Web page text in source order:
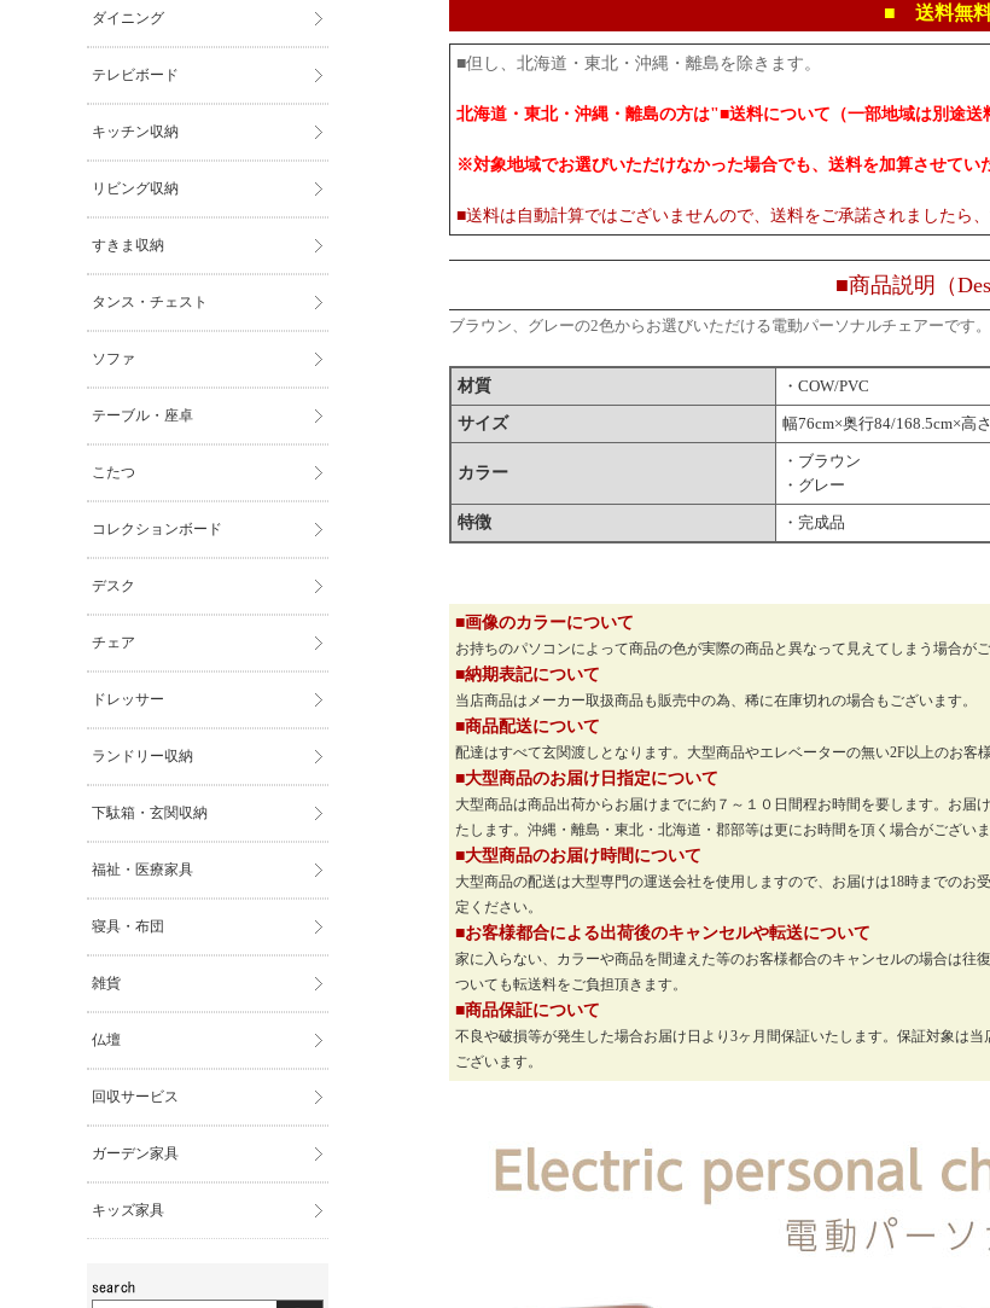
■ 送料無
■但し、北海道・東北・沖縄・離島を除きます。
北海道・東北・沖縄・離島の方は"■送料について（一部地域は別途
※対象地域でお選びいただけなかった場合でも、送料を加算させてい
■送料は自動計算ではございませんので、送料をご承諾されましたら
■商品説明（
ブラウン、グレーの2色からお選びいただける電動パーソナルチェアーです。
材質 ・COW/PVC
サイズ 幅76cm×奥行84/168.5cm×高
カラー
・ブラウン
・グレー
特徴 ・完成品
■画像のカラーについて
お持ちのパソコンによって商品の色が実際の商品と異なって見えてしまう場合がご
■納期表記について
当店商品はメーカー取扱商品も販売中の為、稀に在庫切れの場合もございます。
■商品配送について
配達はすべて玄関渡しとなります。大型商品やエレベーターの無い2F以上のお客
■大型商品のお届け日指定について
大型商品は商品出荷からお届けまでに約７～１０日間程お時間を要します。お
たします。沖縄・離島・東北・北海道・郡部等は更にお時間を頂く場合がございま
■大型商品のお届け時間について
大型商品の配送は大型専門の運送会社を使用しますので、お届けは18時までの
定ください。
■お客様都合による出荷後のキャンセルや転送について
家に入らない、カラーや商品を間違えた等のお客様都合のキャンセルの場合は
ついても転送料をご負担頂きます。
■商品保証について
不良や破損等が発生した場合お届け日より3ヶ月間保証いたします。保証対象は
ございます。
ダイニング
テレビボード
キッチン収納
リビング収納
すきま収納
タンス・チェスト
ソファ
テーブル・座卓
こたつ
コレクションボード
デスク
チェア
ドレッサー
ランドリー収納
下駄箱・玄関収納
福祉・医療家具
寝具・布団
雑貨
仏壇
回収サービス
ガーデン家具
キッズ家具